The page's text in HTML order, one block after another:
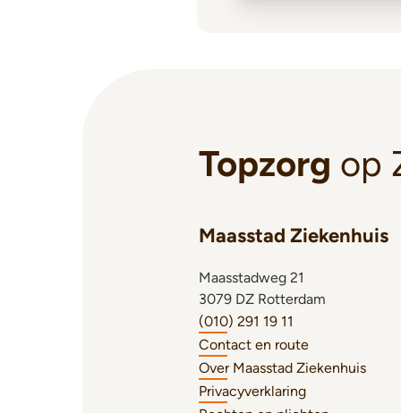
Topzorg op
Maasstad Ziekenhuis
Maasstadweg 21
3079 DZ Rotterdam
(010) 291 19 11
Contact en route
Over Maasstad Ziekenhuis
Privacyverklaring